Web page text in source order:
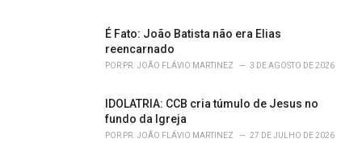
É Fato: João Batista não era Elias
reencarnado
POR PR. JOÃO FLÁVIO MARTINEZ 3 DE AGOSTO DE 2026
IDOLATRIA: CCB cria túmulo de Jesus no
fundo da Igreja
POR PR. JOÃO FLÁVIO MARTINEZ 27 DE JULHO DE 2026